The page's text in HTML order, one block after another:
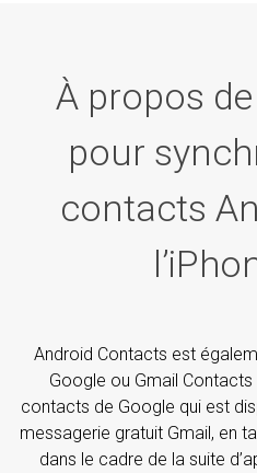
À propos
pour
contacts
Android Contacts est
Google ou Gmail Contacts
contacts de Google qui est
messagerie gratuit Gmail, en
dans le cadre de la suite